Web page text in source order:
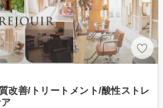
改善/トリートメント/酸性ストレ